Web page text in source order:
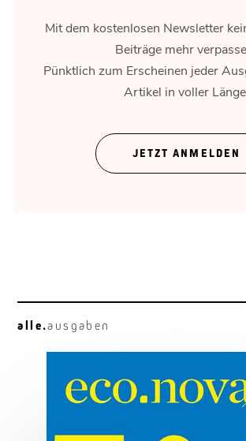
Unternehmen brauchen Raum.
Neugier vor Genialität
Mit dem kostenlosen Newsletter
Beiträge mehr
Pünktlich zum Erscheinen jeder
Artikel in voller Länge.
JETZT ANMELDEN
alle.ausgaben